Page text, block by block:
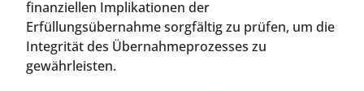
finanziellen Implikationen der
Erfüllungsübernahme sorgfältig zu prüfen, um die
Integrität des Übernahmeprozesses zu
gewährleisten.